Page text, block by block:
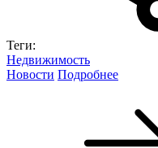
Теги:
Недвижимость
Новости Подробнее